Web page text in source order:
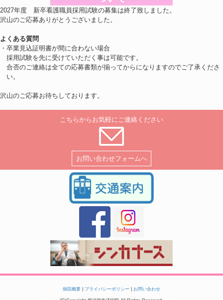
2027年度 新卒看護職員採用試験の募集は終了致しました。
沢山のご応募ありがとうございました。
よくある質問
・卒業見込証明書が間に合わない場合
採用試験を先に受けていただく事は可能です。
合否のご連絡は全ての応募書類が揃ってからになりますのでご了承くださ
い。
沢山のご応募お待ちしております。
こちらからお気軽にご連絡ください
お問い合わせフォームへ
病院概要 プライバシーポリシー お問い合わせ